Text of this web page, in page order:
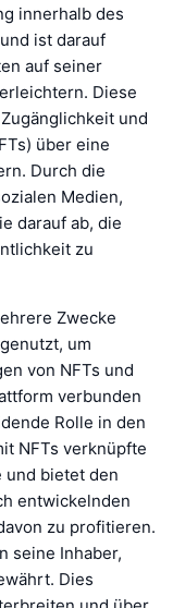
innerhalb des
ist darauf
auf seiner
Diese
und
über eine
Durch die
Medien,
darauf ab, die
zu
Zwecke
um
von NFTs und
verbunden
Rolle in den
NFTs verknüpfte
und bietet den
entwickelnden
zu profitieren.
seine Inhaber,
Dies